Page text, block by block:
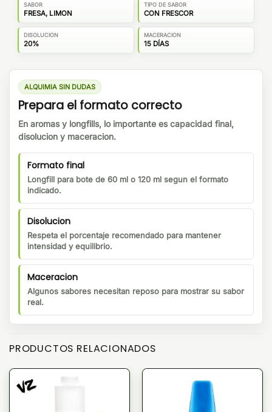
SABOR
FRESA, LIMON
TIPO DE SABOR
CON FRESCOR
DISOLUCION
20%
MACERACION
15 DÍAS
ALQUIMIA SIN DUDAS
Prepara el formato correcto
En aromas y longfills, lo importante es capacidad final,
disolucion y maceracion.
Formato final
Longfill para bote de 60 ml o 120 ml segun el formato
indicado.
Disolucion
Respeta el porcentaje recomendado para mantener
intensidad y equilibrio.
Maceracion
Algunos sabores necesitan reposo para mostrar su sabor
real.
PRODUCTOS RELACIONADOS